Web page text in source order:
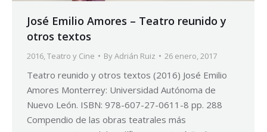
José Emilio Amores – Teatro reunido y
otros textos
2016,Teatro y Cine ByAdrián Ruiz 26 enero, 2017
Teatro reunido y otros textos (2016) José Emilio
Amores Monterrey: Universidad Autónoma de
Nuevo León. ISBN: 978-607-27-0611-8 pp. 288
Compendio de las obras teatrales más